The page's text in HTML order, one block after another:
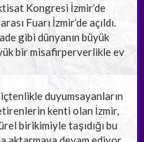
Kongresi İzmir’de
Fuarı İzmir’de açıldı.
gibi dünyanın büyük
bir misafirperverlikle ev
duyumsayanların
kenti olan İzmir,
birikimiyle taşıdığı bu